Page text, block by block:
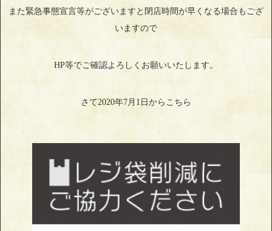
また緊急事態宣言等がございますと閉店時間が早くなる場合もござ
いますので
HP等でご確認よろしくお願いいたします。
さて2020年7月1日からこちら